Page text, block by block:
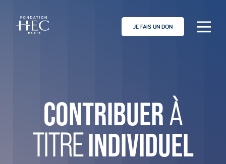
JE FAIS UN DON
CONTRIBUERÀ
TITREINDIVIDUEL